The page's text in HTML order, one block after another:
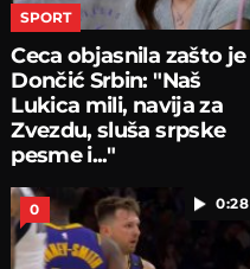
SPORT
Ceca objasnila zašto je
Dončić Srbin: "Naš
Lukica mili, navija za
Zvezdu, sluša srpske
pesme i..."
0:28
0